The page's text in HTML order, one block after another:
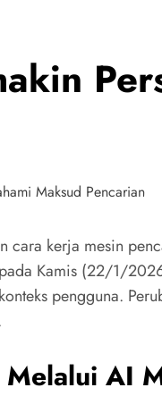
cara kerja mesin
Kamis (22/1/
pengguna.
AI